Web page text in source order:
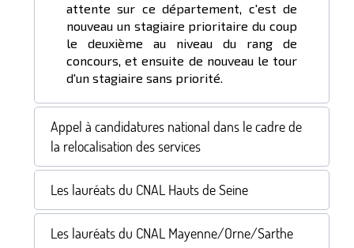
attente sur ce département, c'est de
nouveau un stagiaire prioritaire du coup
le deuxième au niveau du rang de
concours, et ensuite de nouveau le tour
d'un stagiaire sans priorité.
Appel à candidatures national dans le cadre de
la relocalisation des services
Les lauréats du CNAL Hauts de Seine
Les lauréats du CNAL Mayenne/Orne/Sarthe